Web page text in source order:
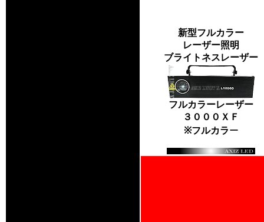
新型フルカラー
レーザー照明
ブライトネスレーザー
フルカラーレーザー
３０００ＸＦ
※フルカラー